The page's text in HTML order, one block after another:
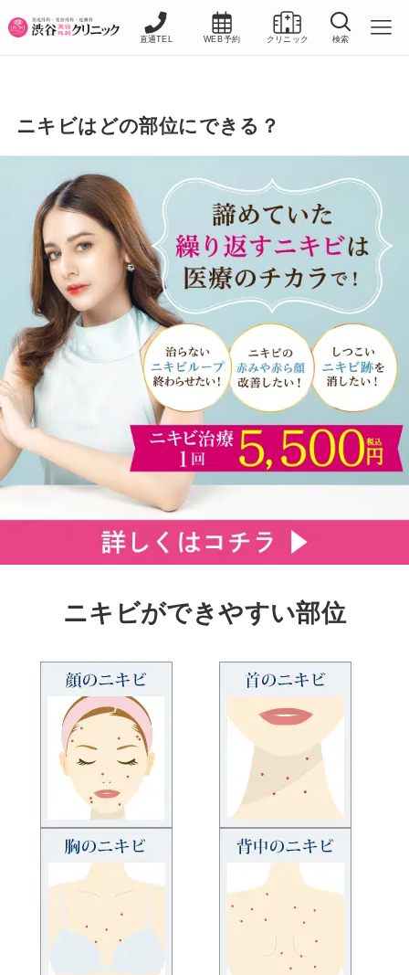
直通TEL WEB予約 クリニック 検索
ニキビはどの部位にできる？
ニキビができやすい部位